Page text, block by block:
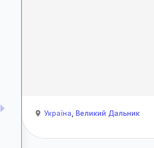
Україна Великий Дальник